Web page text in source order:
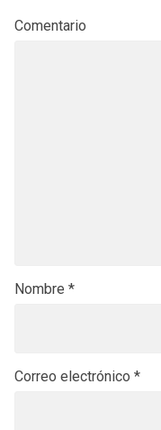
Comentario
Nombre *
Correo electrónico *